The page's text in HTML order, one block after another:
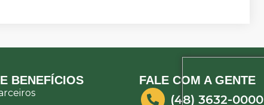
BENEFÍCIOS FALE COM A GENTE
(48) 3632-0000